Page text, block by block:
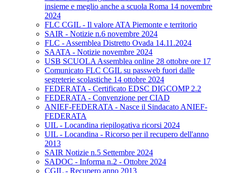
insieme e meglio anche a scuola Roma 14 novembre
2024
FLC CGIL - Il valore ATA Piemonte e territorio
SAIR - Notizie n.6 novembre 2024
FLC - Assemblea Distretto Ovada 14.11.2024
SAATA - Notizie novembre 2024
USB SCUOLA Assemblea online 28 ottobre ore 17
Comunicato FLC CGIL su passweb fuori dalle
segreterie scolastiche 14 ottobre 2024
FEDERATA - Certificato EDSC DIGCOMP 2.2
FEDERATA - Convenzione per CIAD
ANIEF-FEDERATA - Nasce il Sindacato ANIEF-
FEDERATA
UIL - Locandina riepilogativa ricorsi 2024
UIL - Locandina - Ricorso per il recupero dell'anno
2013
SAIR Notizie n.5 Settembre 2024
SADOC - Informa n.2 - Ottobre 2024
CGIL - Recupero anno 2013